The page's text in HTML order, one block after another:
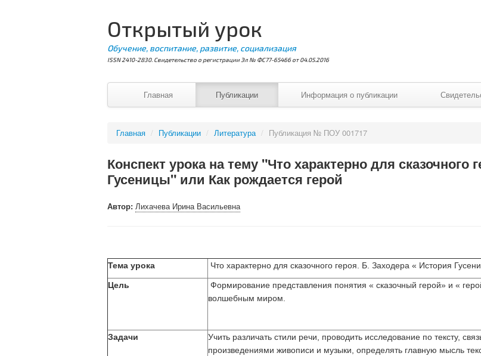
Открытый урок
Обучение, воспитание, развитие, социализация
ISSN 2410-2830. Свидетельство о регистрации Эл № ФС77-65466 от 04.05.2016
Главная Публикации Информация о публикации
Главная / Публикации / Литература / Публикация № ПОУ 001717
Конспект урока на тему "Что характерно для сказочного
Гусеницы" или Как рождается герой
Автор: Лихачева Ирина Васильевна
Тема урока Что характерно для сказочного героя. Б. Заходера « История
Цель
Формирование представления понятия « сказочный герой» и «
волшебным миром.
Задачи
Учить различать стили речи, проводить исследование по тексту,
произведениями живописи и музыки, определять главную мысль